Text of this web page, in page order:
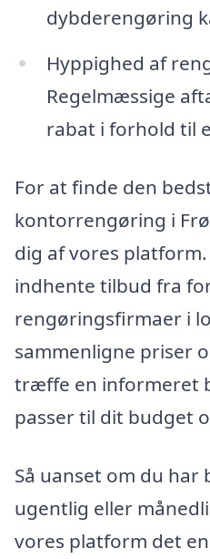
dybderengøring
Hyppighed af
Regelmæssige
rabat i forhold til
For at finde den
kontorrengøring i
dig af vores
indhente tilbud fra
rengøringsfirmaer i
sammenligne priser
træffe en informeret
passer til dit budget
Så uanset om du har
ugentlig eller
vores platform det